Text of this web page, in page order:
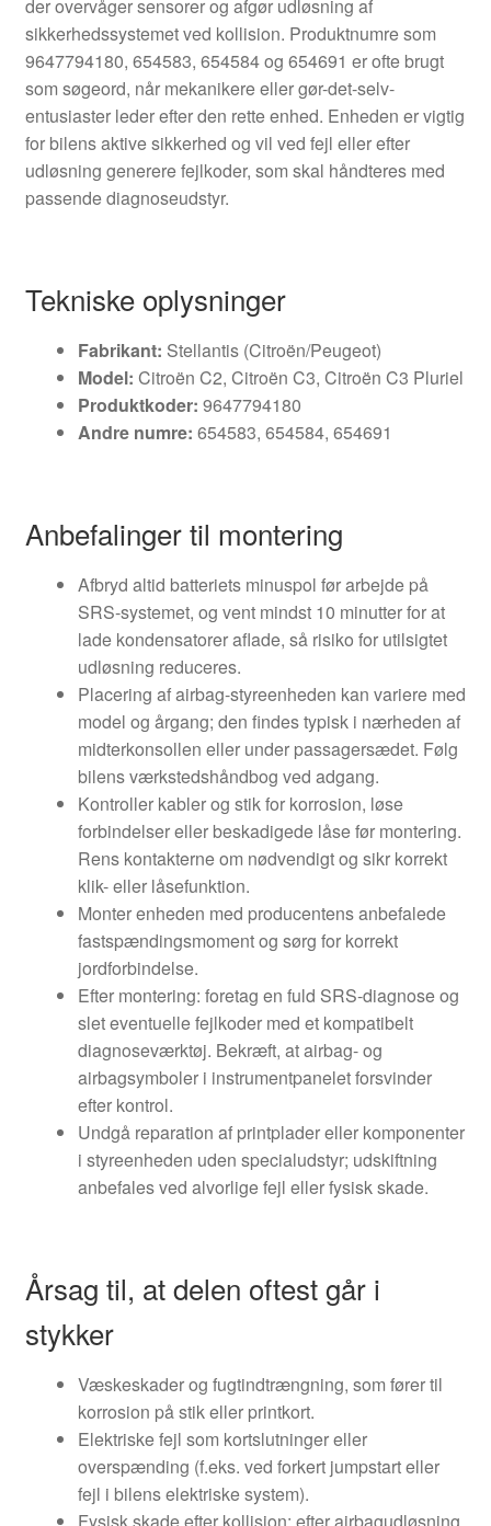
der overvåger sensorer og afgør udløsning af
sikkerhedssystemet ved kollision. Produktnumre som
9647794180, 654583, 654584 og 654691 er ofte brugt
som søgeord, når mekanikere eller gør-det-selv-
entusiaster leder efter den rette enhed. Enheden er vigtig
for bilens aktive sikkerhed og vil ved fejl eller efter
udløsning generere fejlkoder, som skal håndteres med
passende diagnoseudstyr.
Tekniske oplysninger
Fabrikant: Stellantis (Citroën/Peugeot)
Model: Citroën C2, Citroën C3, Citroën C3 Pluriel
Produktkoder: 9647794180
Andre numre: 654583, 654584, 654691
Anbefalinger til montering
Afbryd altid batteriets minuspol før arbejde på
SRS-systemet, og vent mindst 10 minutter for at
lade kondensatorer aflade, så risiko for utilsigtet
udløsning reduceres.
Placering af airbag-styreenheden kan variere med
model og årgang; den findes typisk i nærheden af
midterkonsollen eller under passagersædet. Følg
bilens værkstedshåndbog ved adgang.
Kontroller kabler og stik for korrosion, løse
forbindelser eller beskadigede låse før montering.
Rens kontakterne om nødvendigt og sikr korrekt
klik- eller låsefunktion.
Monter enheden med producentens anbefalede
fastspændingsmoment og sørg for korrekt
jordforbindelse.
Efter montering: foretag en fuld SRS-diagnose og
slet eventuelle fejlkoder med et kompatibelt
diagnoseværktøj. Bekræft, at airbag- og
airbagsymboler i instrumentpanelet forsvinder
efter kontrol.
Undgå reparation af printplader eller komponenter
i styreenheden uden specialudstyr; udskiftning
anbefales ved alvorlige fejl eller fysisk skade.
Årsag til, at delen oftest går i
stykker
Væskeskader og fugtindtrængning, som fører til
korrosion på stik eller printkort.
Elektriske fejl som kortslutninger eller
overspænding (f.eks. ved forkert jumpstart eller
fejl i bilens elektriske system).